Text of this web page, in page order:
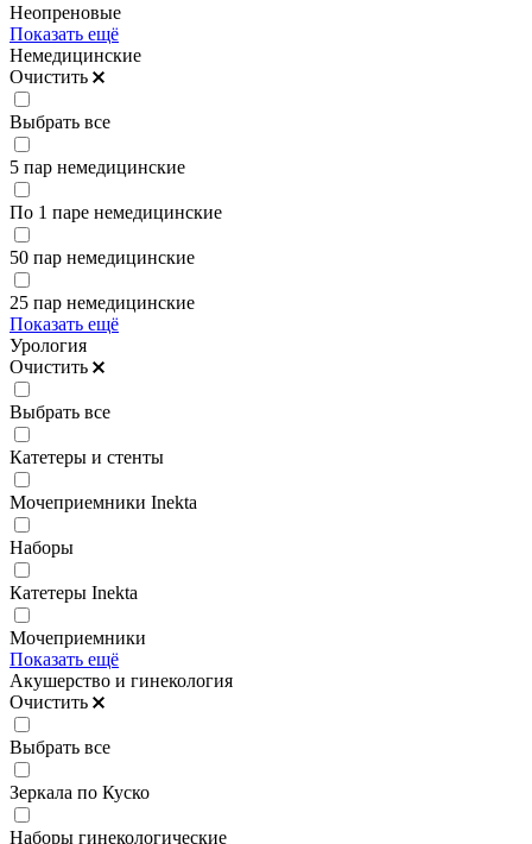
Неопреновые
Показать ещё
Немедицинские
Очистить
Выбрать все
5 пар немедицинские
По 1 паре немедицинские
50 пар немедицинские
25 пар немедицинские
Показать ещё
Урология
Очистить
Выбрать все
Катетеры и стенты
Мочеприемники Inekta
Наборы
Катетеры Inekta
Мочеприемники
Показать ещё
Акушерство и гинекология
Очистить
Выбрать все
Зеркала по Куско
Наборы гинекологические